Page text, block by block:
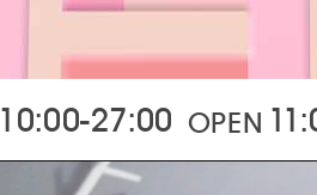
10:00-27:00 OPEN